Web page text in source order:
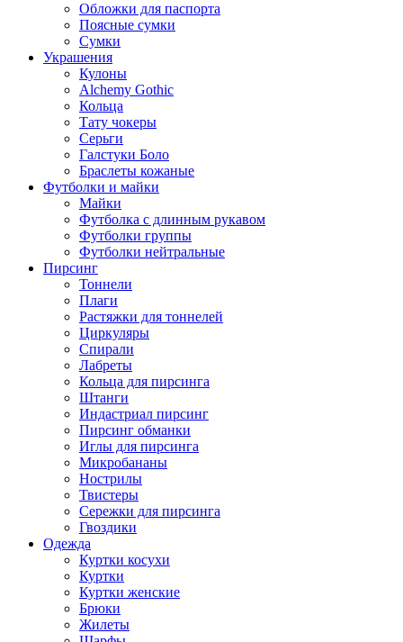
Обложки для паспорта
Поясные сумки
Сумки
Украшения
Кулоны
Alchemy Gothic
Кольца
Тату чокеры
Серьги
Галстуки Боло
Браслеты кожаные
Футболки и майки
Майки
Футболка с длинным рукавом
Футболки группы
Футболки нейтральные
Пирсинг
Тоннели
Плаги
Растяжки для тоннелей
Циркуляры
Спирали
Лабреты
Кольца для пирсинга
Штанги
Индастриал пирсинг
Пирсинг обманки
Иглы для пирсинга
Микробананы
Нострилы
Твистеры
Сережки для пирсинга
Гвоздики
Одежда
Куртки косухи
Куртки
Куртки женские
Брюки
Жилеты